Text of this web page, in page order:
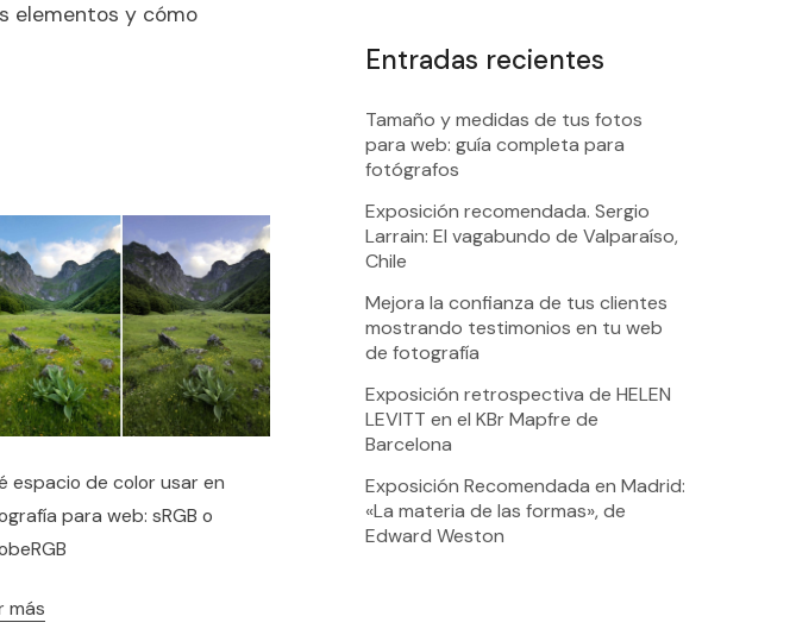
elementos y cómo
espacio de color usar en
para web: sRGB o
más
Entradas recientes
Tamaño y medidas de tus fotos
para web: guía completa para
fotógrafos
Exposición recomendada. Sergio
Larrain: El vagabundo de Valparaíso,
Chile
Mejora la confianza de tus clientes
mostrando testimonios en tu web
de fotografía
Exposición retrospectiva de HELEN
LEVITT en el KBr Mapfre de
Barcelona
Exposición Recomendada en Madrid:
«La materia de las formas», de
Edward Weston